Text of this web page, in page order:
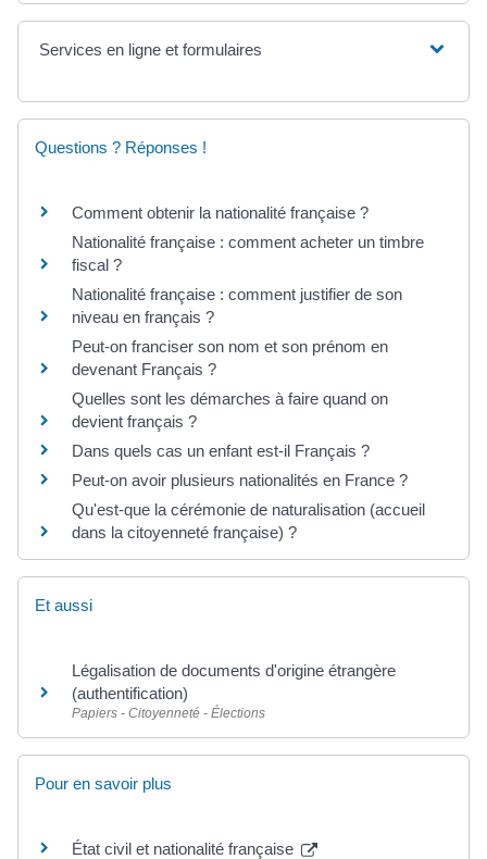
Services en ligne et formulaires
Questions ? Réponses !
Comment obtenir la nationalité française ?
Nationalité française : comment acheter un timbre
fiscal ?
Nationalité française : comment justifier de son
niveau en français ?
Peut-on franciser son nom et son prénom en
devenant Français ?
Quelles sont les démarches à faire quand on
devient français ?
Dans quels cas un enfant est-il Français ?
Peut-on avoir plusieurs nationalités en France ?
Qu'est-que la cérémonie de naturalisation (accueil
dans la citoyenneté française) ?
Et aussi
Légalisation de documents d'origine étrangère
(authentification)
Papiers - Citoyenneté - Élections
Pour en savoir plus
État civil et nationalité française